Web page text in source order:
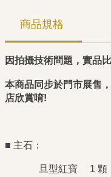
商品規格
因拍攝技術問題，實品
本商品同步於門市展售
店欣賞唷!
■ 主石：
旦型紅寶 1 顆